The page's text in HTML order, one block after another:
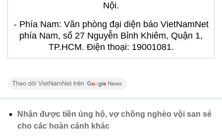
Nội.
- Phía Nam: Văn phòng đại diện báo VietNamNet
phía Nam, số 27 Nguyễn Bỉnh Khiêm, Quận 1,
TP.HCM. Điện thoại: 19001081.
Nhận được tiền ủng hộ, vợ chồng nghèo vội san sẻ
cho các hoàn cảnh khác